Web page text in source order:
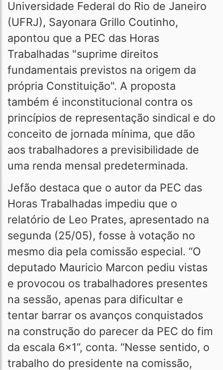
Universidade Federal do Rio de Janeiro
(UFRJ), Sayonara Grillo Coutinho,
apontou que a PEC das Horas
Trabalhadas "suprime direitos
fundamentais previstos na origem da
própria Constituição". A proposta
também é inconstitucional contra os
princípios de representação sindical e do
conceito de jornada mínima, que dão
aos trabalhadores a previsibilidade de
uma renda mensal predeterminada.
Jefão destaca que o autor da PEC das
Horas Trabalhadas impediu que o
relatório de Leo Prates, apresentado na
segunda (25/05), fosse à votação no
mesmo dia pela comissão especial. “O
deputado Mauricio Marcon pediu vistas
e provocou os trabalhadores presentes
na sessão, apenas para dificultar e
tentar barrar os avanços conquistados
na construção do parecer da PEC do fim
da escala 6x1”, conta. “Nesse sentido, o
trabalho do presidente na comissão,